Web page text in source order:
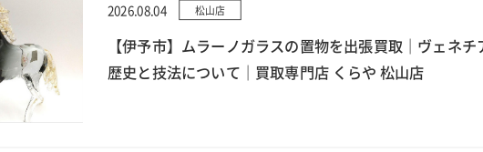
2026.08.04 松山店
【伊予市】ムラーノガラスの置物を出張買取｜ヴェネ
歴史と技法について｜買取専門店 くらや 松山店